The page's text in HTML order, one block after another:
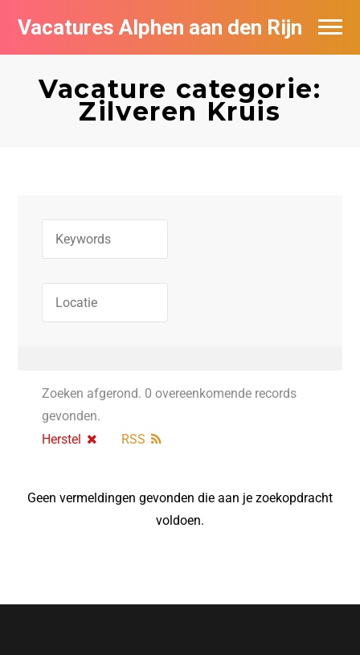
Vacatures Alphen aan den Rijn
Vacature categorie:
Zilveren Kruis
Zoeken afgerond. 0 overeenkomende records
gevonden.
Herstel
RSS
Geen vermeldingen gevonden die aan je zoekopdracht
voldoen.
Vacatures per bedrijf in Alphen aan den
Rijn
De populairste vacatures in Alphen aan